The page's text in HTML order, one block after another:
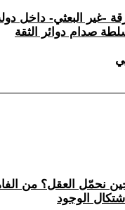
-غير البعثي- داخل
صدام دوائر الثقة
حين نحمّل العقل؟ من
الوجود